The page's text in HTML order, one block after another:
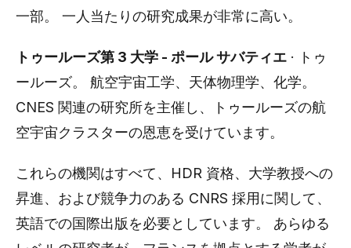
一部。 一人当たりの研究成果が非常に高い。
トゥールーズ第 3 大学 - ポール サバティエ · トゥ
ールーズ。 航空宇宙工学、天体物理学、化学。
CNES 関連の研究所を主催し、トゥールーズの航
空宇宙クラスターの恩恵を受けています。
これらの機関はすべて、HDR 資格、大学教授への
昇進、および競争力のある CNRS 採用に関して、
英語での国際出版を必要としています。 あらゆる